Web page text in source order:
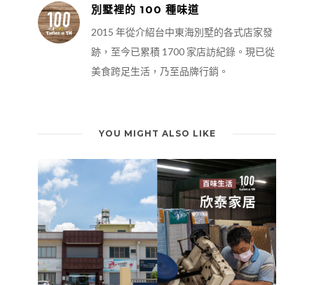
別墅裡的 100 種味道
2015 年從介紹台中東海別墅的各式店家發
跡，至今已累積 1700 家店訪紀錄。現已從
美食跨足生活，乃至品牌行銷。
YOU MIGHT ALSO LIKE